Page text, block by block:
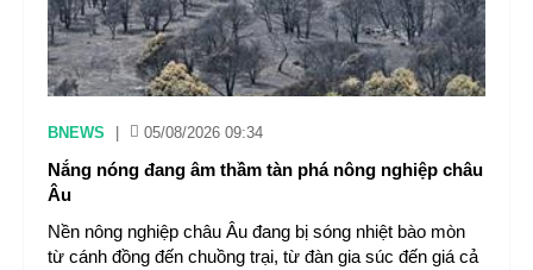
BNEWS 05/08/2026 09:34
Nắng nóng đang âm thầm tàn phá nông nghiệp châu
Âu
Nền nông nghiệp châu Âu đang bị sóng nhiệt bào mòn
từ cánh đồng đến chuồng trại, từ đàn gia súc đến giá cả